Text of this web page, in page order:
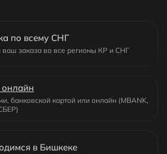
по всему СНГ
ваш заказа во все регионы КР и СНГ
банковской картой или онлайн (MBANK,
в Бишкеке